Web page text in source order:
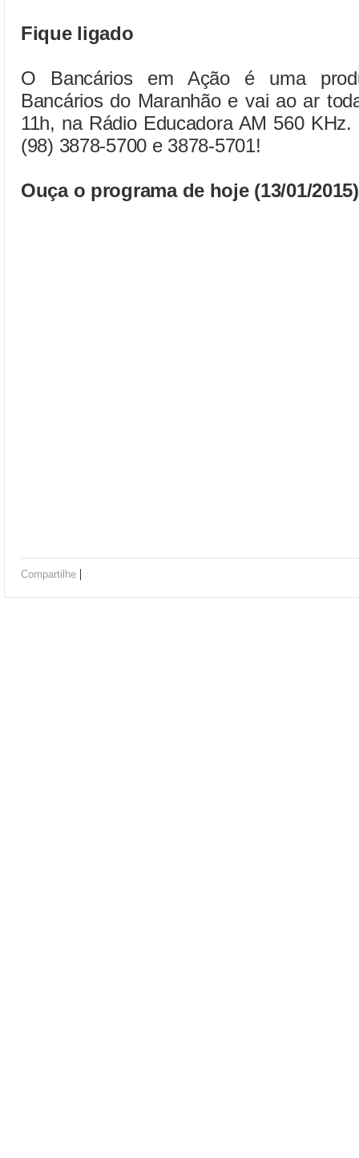
Fique ligado
O Bancários em Ação é uma
Bancários do Maranhão e vai ao ar
11h, na Rádio Educadora AM 560
(98) 3878-5700 e 3878-5701!
Ouça o programa de hoje (13/01/
Compartilhe |